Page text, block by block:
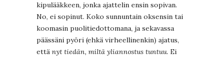
kipulääkkeen, jonka ajattelin ensin sopivan.
No, ei sopinut. Koko sunnuntain oksensin tai
koomasin puolitiedottomana, ja sekavassa
päässäni pyöri (ehkä virheellinenkin) ajatus,
että nyt tiedän, miltä yliannostus tuntuu. Ei